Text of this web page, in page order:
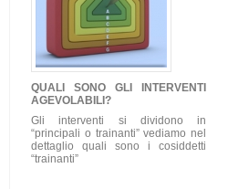
QUALI SONO GLI
INTERVENTI
AGEVOLABILI?
Gli interventi si dividono in
“principali o trainanti” vediamo nel
dettaglio quali sono i cosiddetti
“trainanti”